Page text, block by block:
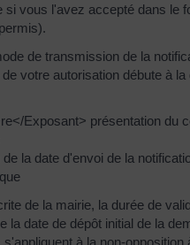
si vous l'avez accepté dans le
de transmission de la
votre autorisation débute à la
Exposant> présentation du
la date d'envoi de la
de la mairie, la durée de
la date de dépôt initial de la